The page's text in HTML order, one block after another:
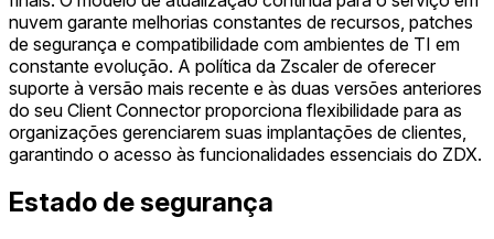
nuvem garante melhorias constantes de recursos, patches
de segurança e compatibilidade com ambientes de TI em
constante evolução. A política da Zscaler de oferecer
suporte à versão mais recente e às duas versões anteriores
do seu Client Connector proporciona flexibilidade para as
organizações gerenciarem suas implantações de clientes,
garantindo o acesso às funcionalidades essenciais do ZDX.
Estado de segurança